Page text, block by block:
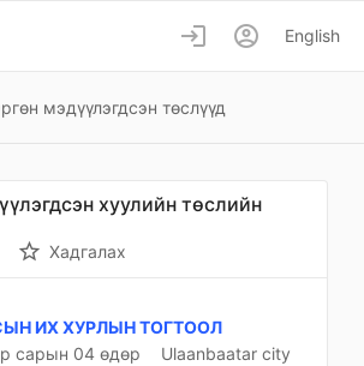
login account_circle English
мэдүүлэгдсэн төслүүд
хуулийн төслийн
star_border Хадгалах
ИХ ХУРЛЫН ТОГТООЛ
сарын 04 өдөр
Ulaanbaatar city